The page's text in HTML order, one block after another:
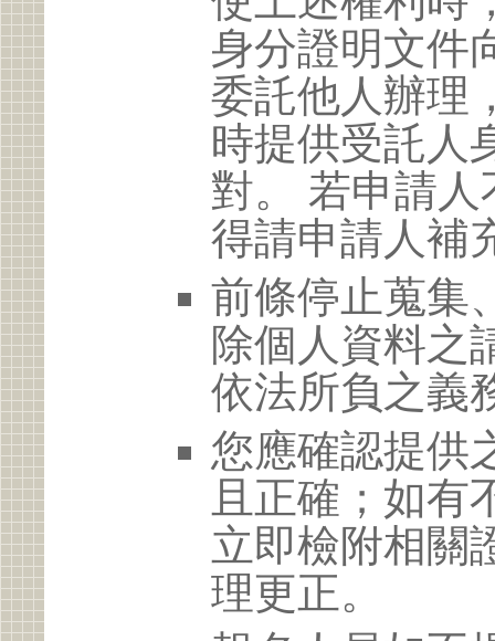
身分證明文件
委託他人辦理
時提供受託人
對。 若申請
得請申請人補
前條停止蒐集
除個人資料之
依法所負之義
您應確認提供
且正確；如有
立即檢附相關
理更正。